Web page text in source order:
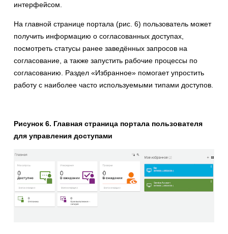
интерфейсом.
На главной странице портала (рис. 6) пользователь может
получить информацию о согласованных доступах,
посмотреть статусы ранее заведённых запросов на
согласование, а также запустить рабочие процессы по
согласованию. Раздел «Избранное» помогает упростить
работу с наиболее часто используемыми типами доступов.
Рисунок 6. Главная страница портала пользователя
для управления доступами